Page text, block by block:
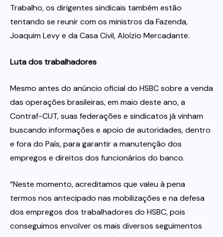
Trabalho, os dirigentes sindicais também estão
tentando se reunir com os ministros da Fazenda,
Joaquim Levy e da Casa Civil, Aloízio Mercadante.
Luta dos trabalhadores
Mesmo antes do anúncio oficial do HSBC sobre a venda
das operações brasileiras, em maio deste ano, a
Contraf-CUT, suas federações e sindicatos já vinham
buscando informações e apoio de autoridades, dentro
e fora do País, para garantir a manutenção dos
empregos e direitos dos funcionários do banco.
“Neste momento, acreditamos que valeu à pena
termos nos antecipado nas mobilizações e na defesa
dos empregos dos trabalhadores do HSBC, pois
conseguimos envolver os mais diversos seguimentos